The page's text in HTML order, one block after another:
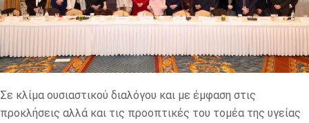
Σε κλίμα ουσιαστικού διαλόγου και με έμφαση στις
προκλήσεις αλλά και τις προοπτικές του τομέα της υγείας